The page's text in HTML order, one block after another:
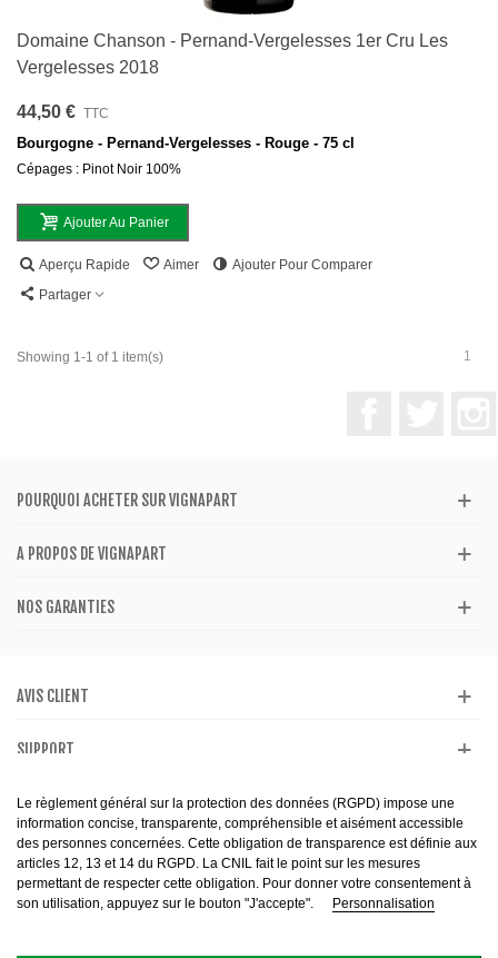
Domaine Chanson - Pernand-Vergelesses 1er Cru Les
Vergelesses 2018
44,50 € TTC
Bourgogne - Pernand-Vergelesses - Rouge - 75 cl
Cépages : Pinot Noir 100%
Ajouter Au Panier
Aperçu Rapide Aimer
Ajouter Pour Comparer
Partager
Showing 1-1 of 1 item(s) 1
POURQUOI ACHETER SUR VIGNAPART
A PROPOS DE VIGNAPART
NOS GARANTIES
Le règlement général sur la protection des données (RGPD) impose une
information concise, transparente, compréhensible et aisément accessible
des personnes concernées. Cette obligation de transparence est définie aux
articles 12, 13 et 14 du RGPD. La CNIL fait le point sur les mesures
permettant de respecter cette obligation. Pour donner votre consentement à
son utilisation, appuyez sur le bouton "J'accepte".
Personnalisation
AVIS CLIENT
SUPPORT
CATALOGUE
© 2013-2099 . All Rights Reserved - Interdiction de vente de boissons
pour la santé. Sachez consommer avec modération.